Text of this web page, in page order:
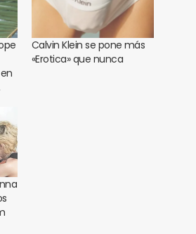
Calvin Klein se pone más
«Erotica» que nunca